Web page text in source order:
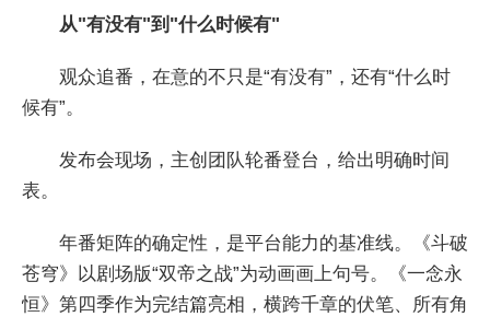
从"有没有"到"什么时候有"
观众追番，在意的不只是“有没有”，还有“什么时
候有”。
发布会现场，主创团队轮番登台，给出明确时间
表。
年番矩阵的确定性，是平台能力的基准线。《斗破
苍穹》以剧场版“双帝之战”为动画画上句号。《一念永
恒》第四季作为完结篇亮相，横跨千章的伏笔、所有角